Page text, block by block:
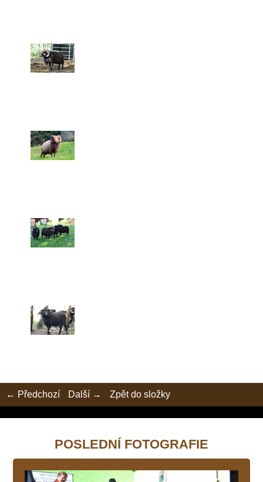
← Předchozí Další → Zpět do složky
POSLEDNÍ FOTOGRAFIE